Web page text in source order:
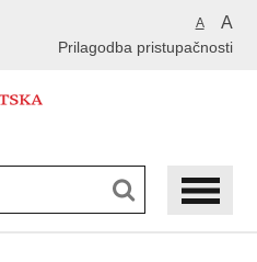
A A
Prilagodba pristupačnosti